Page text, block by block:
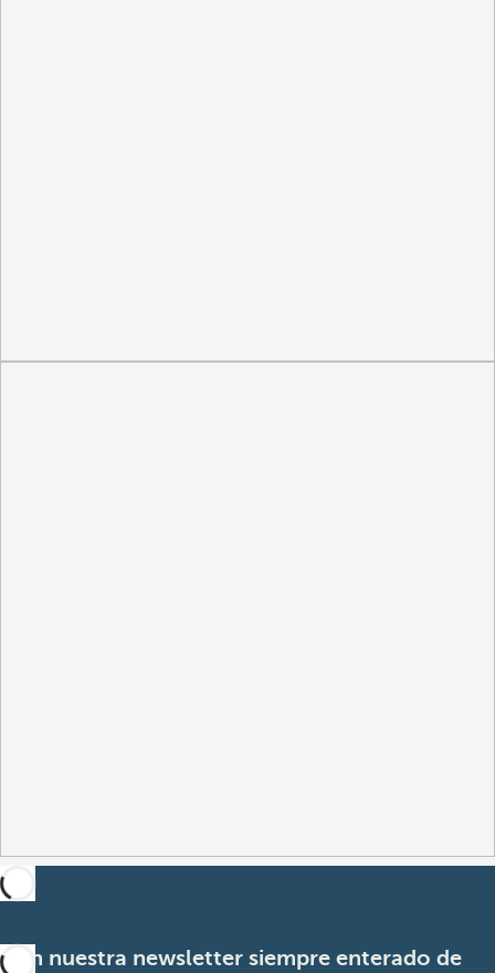
Con nuestra newsletter siempre enterado de